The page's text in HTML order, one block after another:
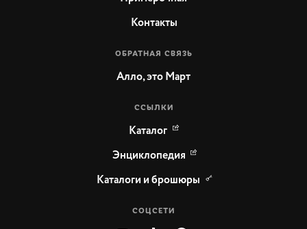
ССЫЛКИ
Энциклопедия
ОБРАТНАЯ СВЯЗЬ
Контакты
Каталог
СОЦСЕТИ
Каталоги и брошюры
Алло, это Март